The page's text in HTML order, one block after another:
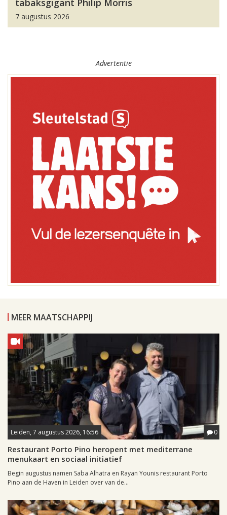
tabaksgigant Philip Morris
7 augustus 2026
Advertentie
MEER MAATSCHAPPIJ
Leiden, 7 augustus 2026, 16:56 0
Restaurant Porto Pino heropent met mediterrane
menukaart en sociaal initiatief
Begin augustus namen Saba Alhatra en Rayan Younis restaurant Porto
Pino aan de Haven in Leiden over van de...